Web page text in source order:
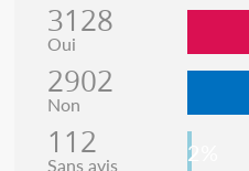
3128
Oui
2902
Non
112
Sans avis 2%